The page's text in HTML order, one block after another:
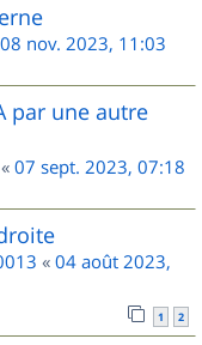
08 nov. 2023, 11:03
par une autre
« 07 sept. 2023, 07:18
« 04 août 2023,
1 2